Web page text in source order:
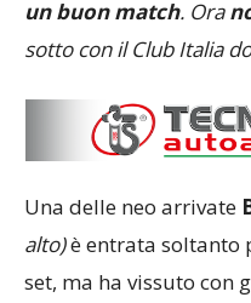
un buon match. Ora
sotto con il Club Italia
Una delle neo arrivate
alto)è entrata soltanto
set, ma ha vissuto con